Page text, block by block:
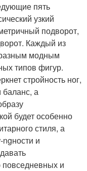
пять
узкий
подворот,
Каждый из
разным модным
типов фигур.
стройность ног,
а
будет особенно
стиля, а
и
повседневных и